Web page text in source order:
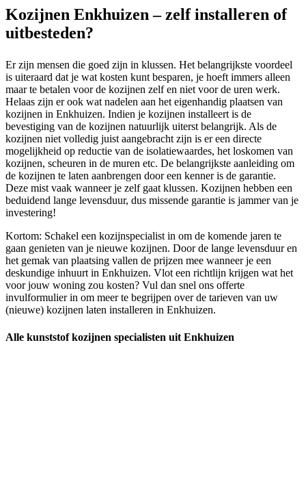
Kozijnen Enkhuizen – zelf installeren of
uitbesteden?
Er zijn mensen die goed zijn in klussen. Het belangrijkste voordeel
is uiteraard dat je wat kosten kunt besparen, je hoeft immers alleen
maar te betalen voor de kozijnen zelf en niet voor de uren werk.
Helaas zijn er ook wat nadelen aan het eigenhandig plaatsen van
kozijnen in Enkhuizen. Indien je kozijnen installeert is de
bevestiging van de kozijnen natuurlijk uiterst belangrijk. Als de
kozijnen niet volledig juist aangebracht zijn is er een directe
mogelijkheid op reductie van de isolatiewaardes, het loskomen van
kozijnen, scheuren in de muren etc. De belangrijkste aanleiding om
de kozijnen te laten aanbrengen door een kenner is de garantie.
Deze mist vaak wanneer je zelf gaat klussen. Kozijnen hebben een
beduidend lange levensduur, dus missende garantie is jammer van je
investering!
Kortom: Schakel een kozijnspecialist in om de komende jaren te
gaan genieten van je nieuwe kozijnen. Door de lange levensduur en
het gemak van plaatsing vallen de prijzen mee wanneer je een
deskundige inhuurt in Enkhuizen. Vlot een richtlijn krijgen wat het
voor jouw woning zou kosten? Vul dan snel ons offerte
invulformulier in om meer te begrijpen over de tarieven van uw
(nieuwe) kozijnen laten installeren in Enkhuizen.
Alle kunststof kozijnen specialisten uit Enkhuizen